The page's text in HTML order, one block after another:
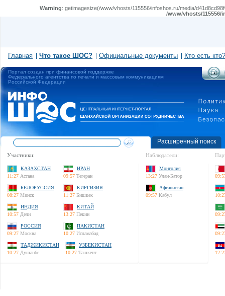
Warning: getimagesize(/www/vhosts/115556/infoshos.ru/media/
/www/vhosts/
Главная Что такое ШОС? Официальные документы Кто есть кто?
Портал создан при финансовой поддержке
Федерального агентства по печати и массовым коммуникациям
Российской Федерации
Расширенный поиск
Участники:
КАЗАХСТАН
11:27 Астана
ИРАН
09:57 Тегеран
БЕЛОРУССИЯ
08:27 Минск
КИРГИЗИЯ
11:27 Бишкек
ИНДИЯ
10:57 Дели
КИТАЙ
13:27 Пекин
РОССИЯ
09:27 Москва
ПАКИСТАН
10:27 Исламабад
ТАДЖИКИСТАН
10:27 Душанбе
УЗБЕКИСТАН
10:27 Ташкент
Наблюдатели:
Монголия
13:27 Улан-Батор
Афганистан
09:57 Кабул